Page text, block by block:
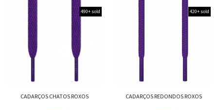
490+ sold
CADARÇOS CHATOS ROXOS
420+ sold
CADARÇOS REDONDOS ROXOS